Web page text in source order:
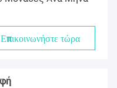
Επικοινωνήστε τώρα